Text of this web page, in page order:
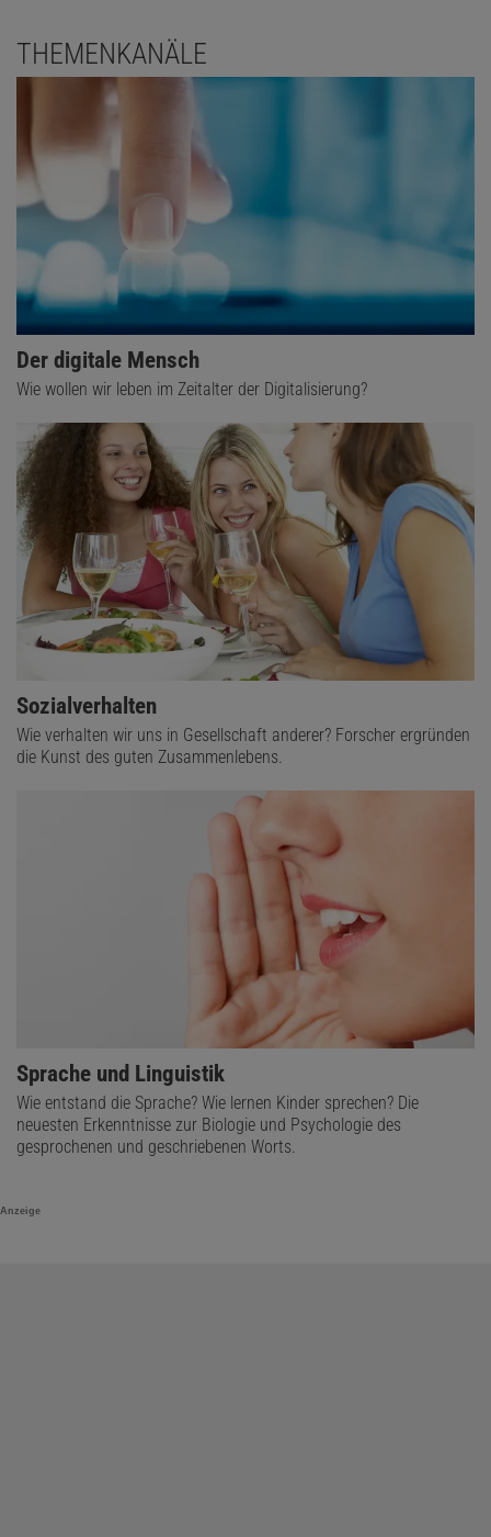
THEMENKANÄLE
Der digitale Mensch
Wie wollen wir leben im Zeitalter der Digitalisierung?
Sozialverhalten
Wie verhalten wir uns in Gesellschaft anderer? Forscher ergründen
die Kunst des guten Zusammenlebens.
Sprache und Linguistik
Wie entstand die Sprache? Wie lernen Kinder sprechen? Die
neuesten Erkenntnisse zur Biologie und Psychologie des
gesprochenen und geschriebenen Worts.
Anzeige